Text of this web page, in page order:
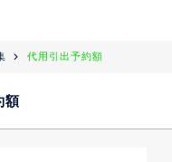
代用引出予約額
額